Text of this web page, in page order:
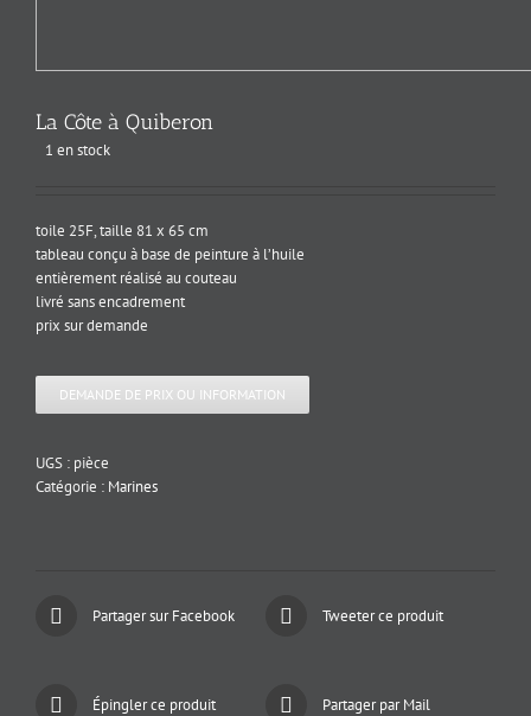
La Côte à Quiberon
1 en stock
toile 25F, taille 81 x 65 cm
tableau conçu à base de peinture à l’huile
entièrement réalisé au couteau
livré sans encadrement
prix sur demande
DEMANDE DE PRIX OU INFORMATION
UGS : pièce
Catégorie : Marines
Partager sur Facebook Tweeter ce produit
Épingler ce produit Partager par Mail